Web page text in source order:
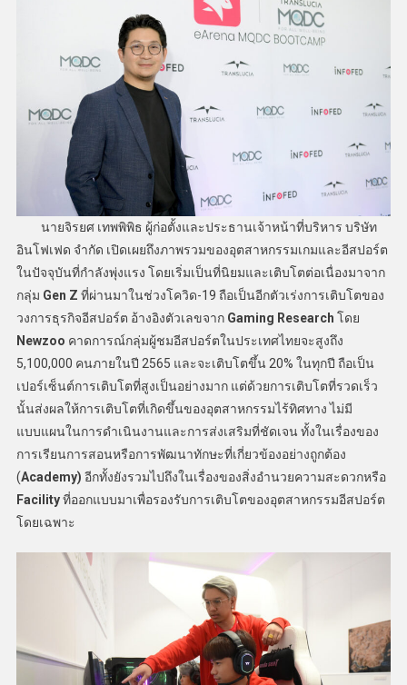
นายจิรยศ เทพพิพิธ ผู้ก่อตั้งและประธานเจ้าหน้าที่บริหาร บริษัท
อินโฟเฟด จำกัด เปิดเผยถึงภาพรวมของอุตสาหกรรมเกมและอีสปอร์ต
ในปัจจุบันที่กำลังพุ่งแรง โดยเริ่มเป็นที่นิยมและเติบโตต่อเนื่องมาจาก
กลุ่ม Gen Z ที่ผ่านมาในช่วงโควิด-19 ถือเป็นอีกตัวเร่งการเติบโตของ
วงการธุรกิจอีสปอร์ต อ้างอิงตัวเลขจาก Gaming Research โดย
Newzoo คาดการณ์กลุ่มผู้ชมอีสปอร์ตในประเทศไทยจะสูงถึง
5,100,000 คนภายในปี 2565 และจะเติบโตขึ้น 20% ในทุกปี ถือเป็น
เปอร์เซ็นต์การเติบโตที่สูงเป็นอย่างมาก แต่ด้วยการเติบโตที่รวดเร็ว
นั้นส่งผลให้การเติบโตที่เกิดขึ้นของอุตสาหกรรมไร้ทิศทาง ไม่มี
แบบแผนในการดำเนินงานและการส่งเสริมที่ชัดเจน ทั้งในเรื่องของ
การเรียนการสอนหรือการพัฒนาทักษะที่เกี่ยวข้องอย่างถูกต้อง
(Academy) อีกทั้งยังรวมไปถึงในเรื่องของสิ่งอำนวยความสะดวกหรือ
Facilityที่ออกแบบมาเพื่อรองรับการเติบโตของอุตสาหกรรมอีสปอร์ต
โดยเฉพาะ